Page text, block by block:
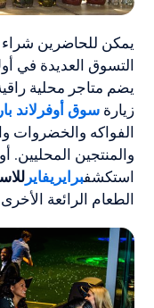
يمكن للحاضرين شراء
التسوق العديدة في
يضم متاجر محلية
زيارةسوق أوفرلاند
الفواكه والخضروات
والمنتجين المحليين. أو
استكشفبرايريفاير
الطعام الرائعة